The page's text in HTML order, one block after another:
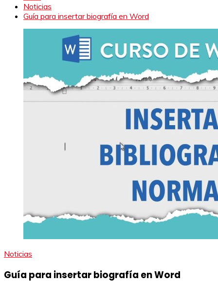
Noticias
Guía para insertar biografía en Word
Noticias
Guía para insertar biografía en Word